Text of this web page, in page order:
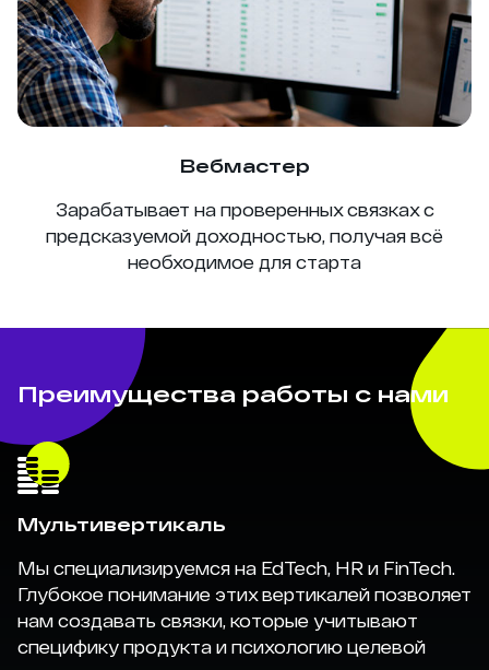
Вебмастер
Зарабатывает на проверенных связках с
предсказуемой доходностью, получая всё
необходимое для старта
Преимущества работы с нами
Мультивертикаль
Мы специализируемся на EdTech, HR и FinTech.
Глубокое понимание этих вертикалей позволяет
нам создавать связки, которые учитывают
специфику продукта и психологию целевой